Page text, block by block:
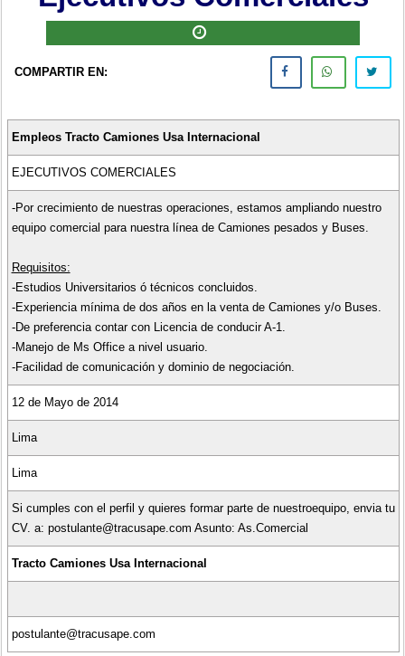
COMPARTIR EN:
Empleos Tracto Camiones Usa Internacional
EJECUTIVOS COMERCIALES
-Por crecimiento de nuestras operaciones, estamos ampliando nuestro
equipo comercial para nuestra línea de Camiones pesados y Buses.
Requisitos:
-Estudios Universitarios ó técnicos concluidos.
-Experiencia mínima de dos años en la venta de Camiones y/o Buses.
-De preferencia contar con Licencia de conducir A-1.
-Manejo de Ms Office a nivel usuario.
-Facilidad de comunicación y dominio de negociación.
12 de Mayo de 2014
Lima
Lima
Si cumples con el perfil y quieres formar parte de nuestroequipo, envia tu
CV. a: postulante@tracusape.com Asunto: As.Comercial
Tracto Camiones Usa Internacional
postulante@tracusape.com